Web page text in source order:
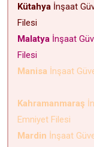
Kütahya İnşaat
Filesi
Malatya İnşaat
Filesi
Manisa İnşaat
Kahramanmaraş
Emniyet Filesi
Mardin İnşaat